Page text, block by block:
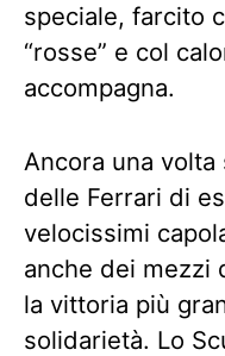
speciale, farcito
“rosse” e col
accompagna.
Ancora una volta
delle Ferrari di
velocissimi
anche dei mezzi
la vittoria più
solidarietà. Lo